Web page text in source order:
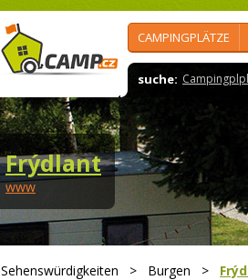
CAMPINGPLÄTZE
suche:
Frýdlant
www
Sehenswürdigkeiten > Burgen >